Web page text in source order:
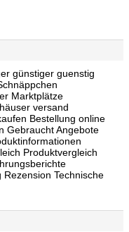
günstiger guenstig
Marktplätze
versand
Bestellung online
Gebraucht Angebote
Produktvergleich
Technische